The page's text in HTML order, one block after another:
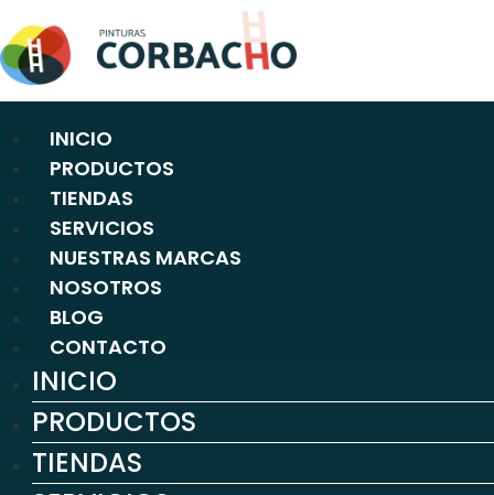
al
contenido
INICIO
PRODUCTOS
TIENDAS
SERVICIOS
NUESTRAS MARCAS
NOSOTROS
BLOG
CONTACTO
INICIO
PRODUCTOS
TIENDAS